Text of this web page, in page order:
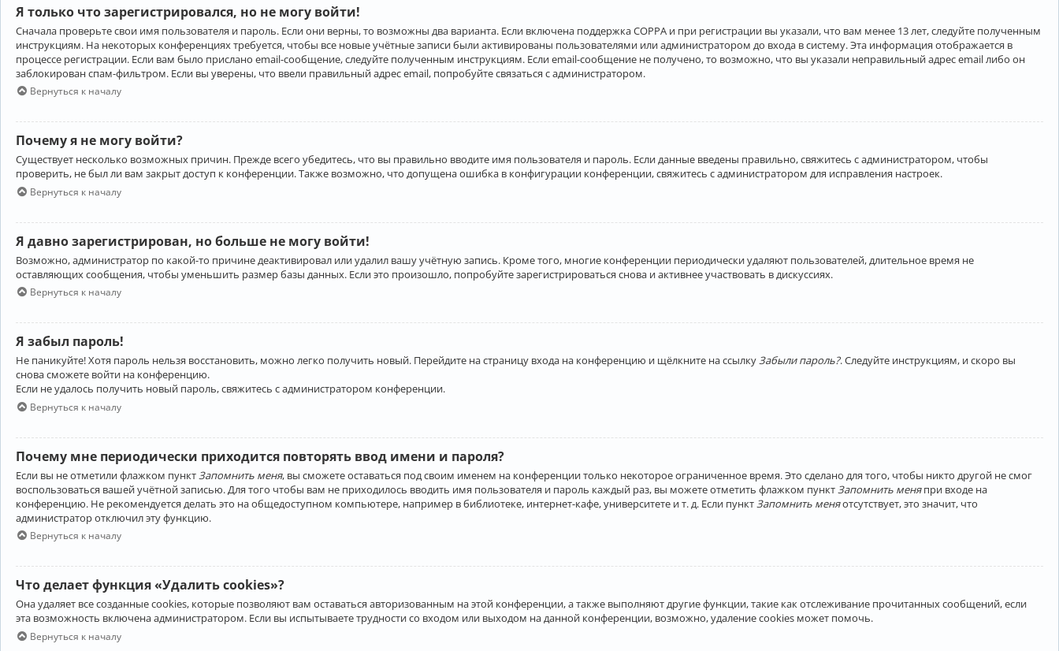
Я только что зарегистрировался, но не могу войти!
Сначала проверьте свои имя пользователя и пароль. Если они верны, то возможны два варианта. Если включена поддержка COPPA и при регистрации вы указали, что вам менее 13 лет, следуйте полученным
инструкциям. На некоторых конференциях требуется, чтобы все новые учётные записи были активированы пользователями или администратором до входа в систему. Эта информация отображается в
процессе регистрации. Если вам было прислано email-сообщение, следуйте полученным инструкциям. Если email-сообщение не получено, то возможно, что вы указали неправильный адрес email либо он
заблокирован спам-фильтром. Если вы уверены, что ввели правильный адрес email, попробуйте связаться с администратором.
Вернуться к началу
Почему я не могу войти?
Существует несколько возможных причин. Прежде всего убедитесь, что вы правильно вводите имя пользователя и пароль. Если данные введены правильно, свяжитесь с администратором, чтобы
проверить, не был ли вам закрыт доступ к конференции. Также возможно, что допущена ошибка в конфигурации конференции, свяжитесь с администратором для исправления настроек.
Вернуться к началу
Я давно зарегистрирован, но больше не могу войти!
Возможно, администратор по какой-то причине деактивировал или удалил вашу учётную запись. Кроме того, многие конференции периодически удаляют пользователей, длительное время не
оставляющих сообщения, чтобы уменьшить размер базы данных. Если это произошло, попробуйте зарегистрироваться снова и активнее участвовать в дискуссиях.
Вернуться к началу
Я забыл пароль!
Не паникуйте! Хотя пароль нельзя восстановить, можно легко получить новый. Перейдите на страницу входа на конференцию и щёлкните на ссылкуЗабыли пароль?. Следуйте инструкциям, и скоро вы
снова сможете войти на конференцию.
Если не удалось получить новый пароль, свяжитесь с администратором конференции.
Вернуться к началу
Почему мне периодически приходится повторять ввод имени и пароля?
Если вы не отметили флажком пункт Запомнить меня, вы сможете оставаться под своим именем на конференции только некоторое ограниченное время. Это сделано для того, чтобы никто другой не смог
воспользоваться вашей учётной записью. Для того чтобы вам не приходилось вводить имя пользователя и пароль каждый раз, вы можете отметить флажком пункт Запомнить меняпри входе на
конференцию. Не рекомендуется делать это на общедоступном компьютере, например в библиотеке, интернет-кафе, университете и т. д. Если пункт Запомнить меняотсутствует, это значит, что
администратор отключил эту функцию.
Вернуться к началу
Что делает функция «Удалить cookies»?
Она удаляет все созданные cookies, которые позволяют вам оставаться авторизованным на этой конференции, а также выполняют другие функции, такие как отслеживание прочитанных сообщений, если
эта возможность включена администратором. Если вы испытываете трудности со входом или выходом на данной конференции, возможно, удаление cookies может помочь.
Вернуться к началу